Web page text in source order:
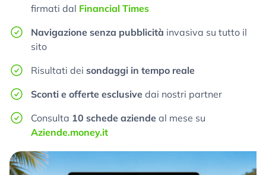
firmati dal Financial Times
Navigazione senza pubblicità invasiva su tutto il
sito
Risultati dei sondaggi in tempo reale
Sconti e offerte esclusive dai nostri partner
Consulta 10 schede aziende al mese su
Aziende.money.it